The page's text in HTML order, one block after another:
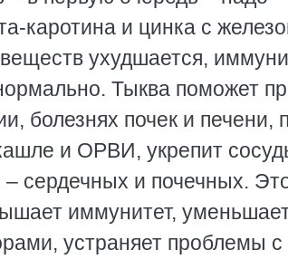
каротина и цинка с
ухудшается,
Тыква поможет
болезнях почек и печени,
и ОРВИ, укрепит
сердечных и почечных.
иммунитет,
устраняет проблемы с